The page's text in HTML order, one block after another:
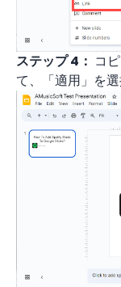
ステップ 4： コ
て、「適用」を選